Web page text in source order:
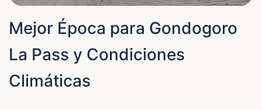
Mejor Época para Gondogoro
La Pass y Condiciones
Climáticas